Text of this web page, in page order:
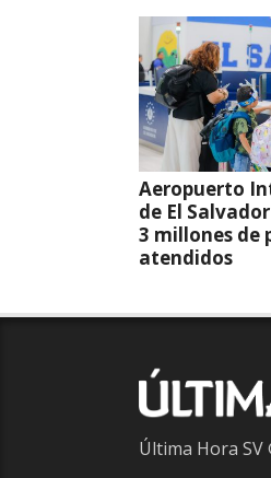
Aeropuerto
de El
3 millones de
atendidos
Última Hora SV